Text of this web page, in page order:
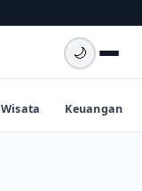
🌙
Wisata Keuangan